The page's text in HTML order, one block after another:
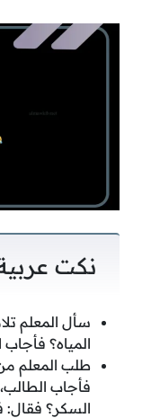
نكت
سأل المعلم
المياه؟
طلب المعلم
فأجاب
السكر؟ فقال: